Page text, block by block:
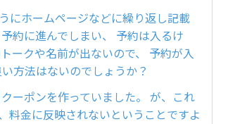
にホームページなどに繰り返し記載
約に進んでしまい、 予約は入るけ
ークや名前が出ないので、 予約が入
方法はないのでしょうか？
ーポンを作っていました。 が、これ
料金に反映されないということですよ